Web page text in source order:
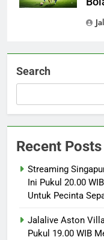
Search
Recent Posts
Streaming
Ini Pukul 20.00
Untuk Pecinta
Jalalive Aston
Pukul 19.00 WIB